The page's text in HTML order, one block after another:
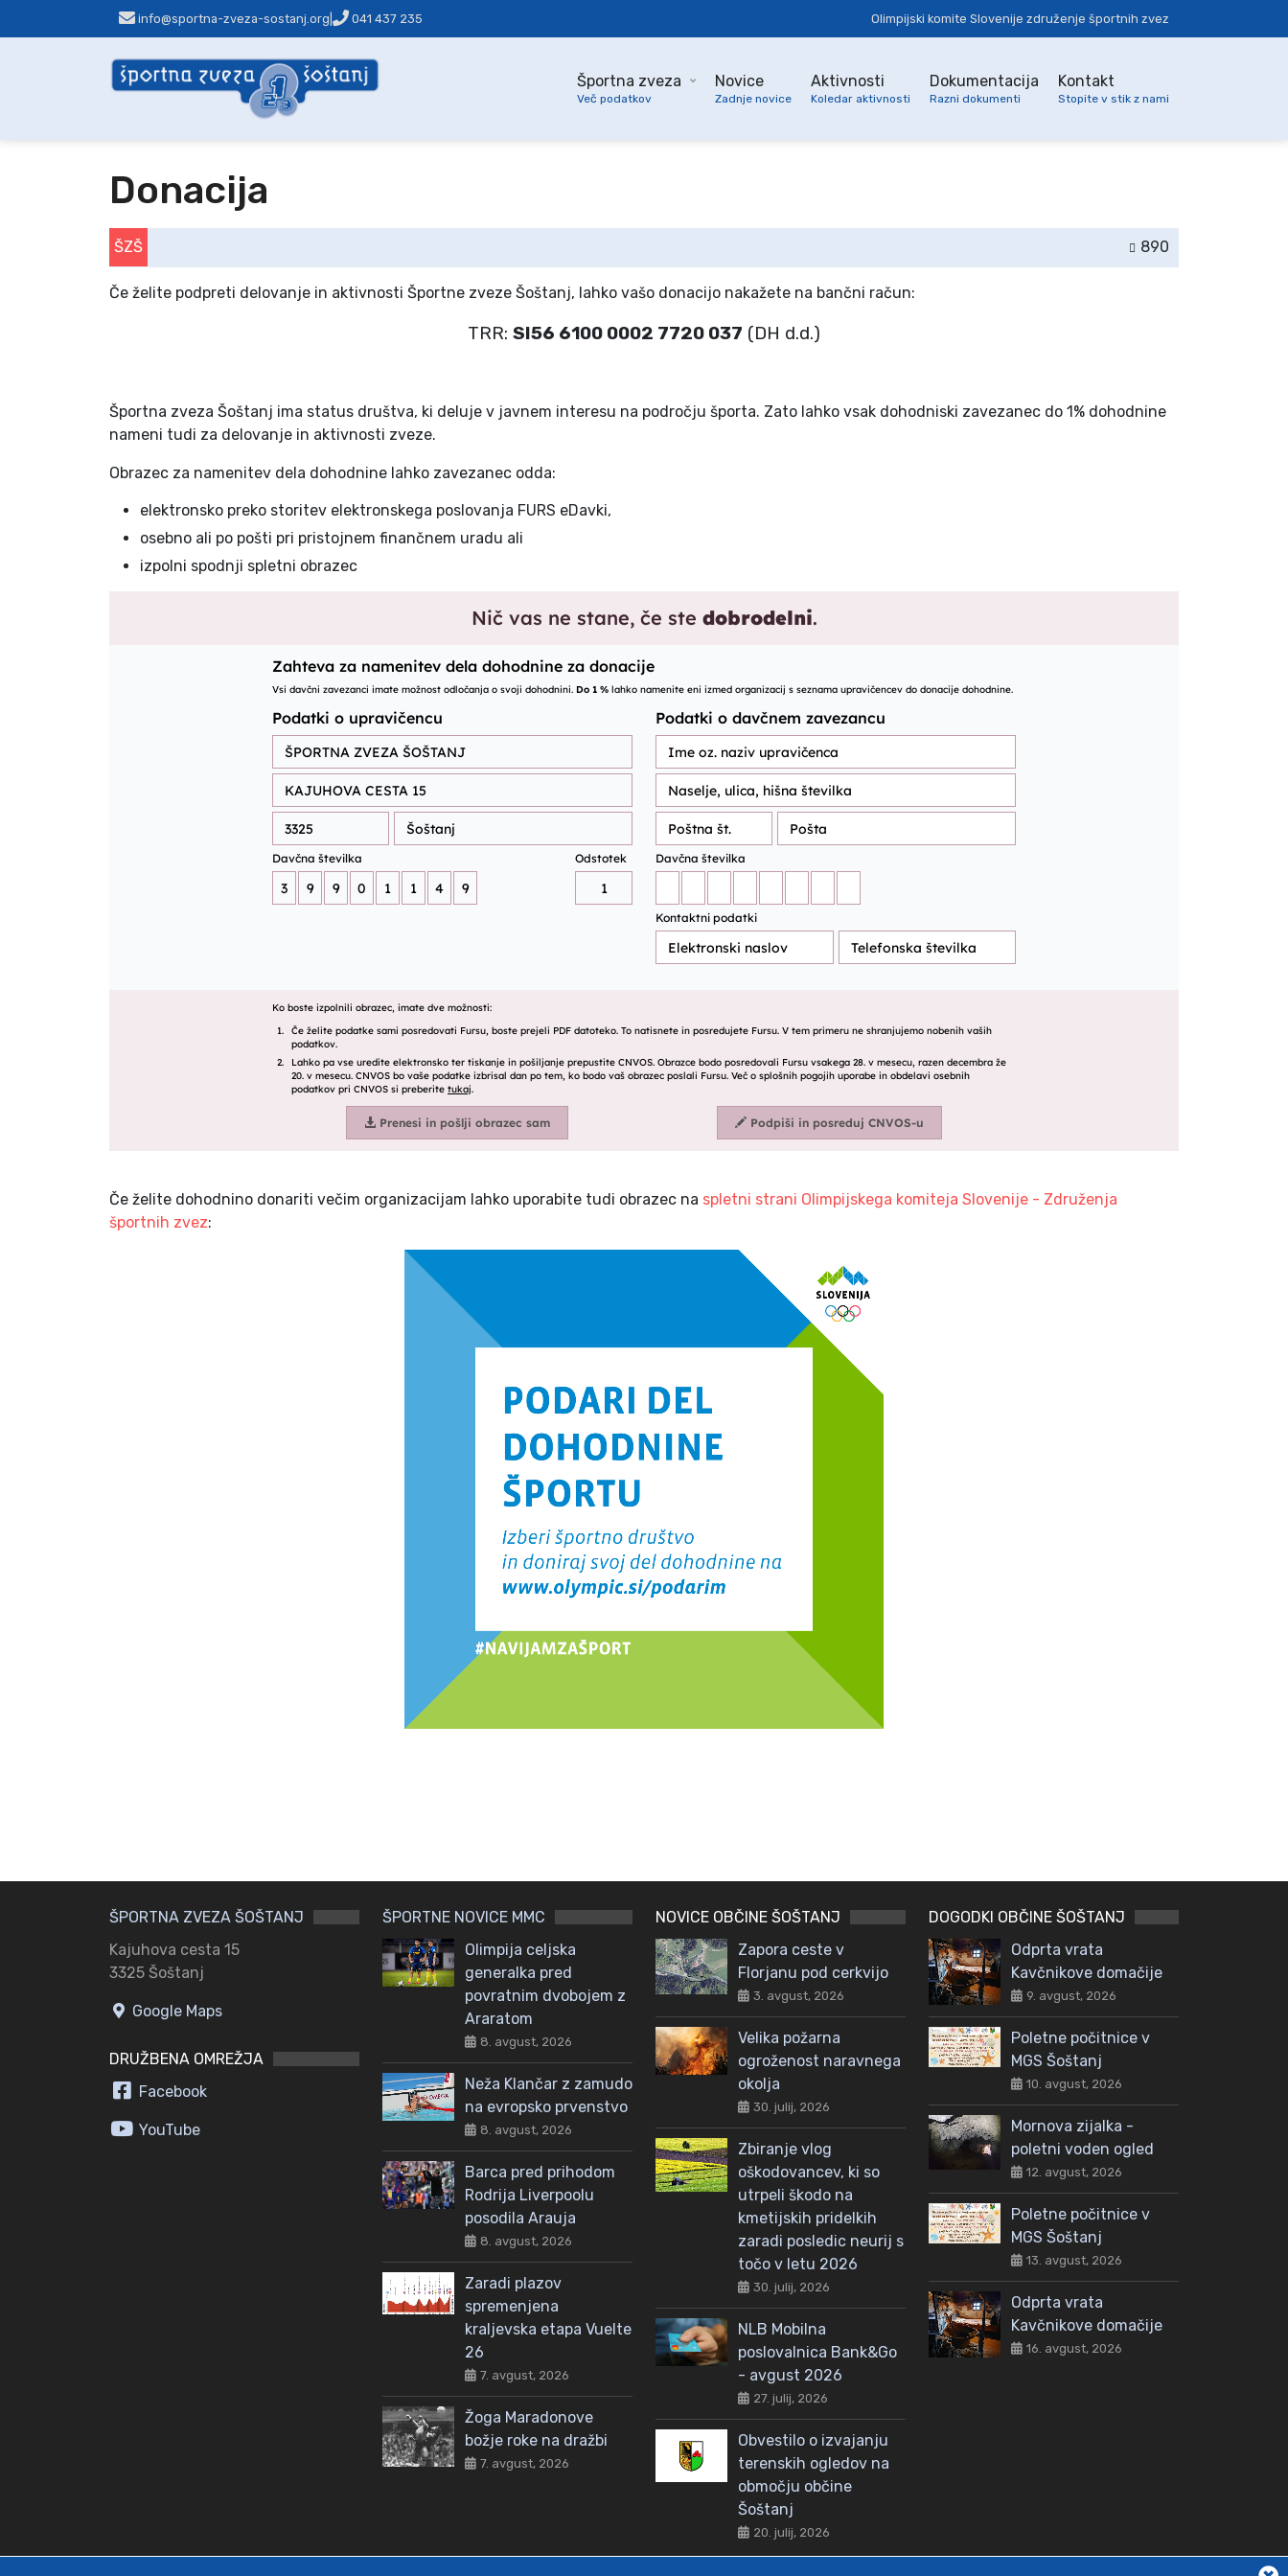
info@sportna-zveza-sostanj.org 041 437 235 Olimpijski komite Slovenije združenje športnih zvez
Športna zveza
Več podatkov
Novice
Zadnje novice
Aktivnosti
Koledar aktivnosti
Dokumentacija
Razni dokumenti
Kontakt
Stopite v stik z nami
Donacija
ŠZŠ 890
Če želite podpreti delovanje in aktivnosti Športne zveze Šoštanj, lahko vašo donacijo nakažete na bančni račun:
TRR: SI56 6100 0002 7720 037 (DH d.d.)
Športna zveza Šoštanj ima status društva, ki deluje v javnem interesu na področju športa. Zato lahko vsak dohodniski zavezanec do 1% dohodnine
nameni tudi za delovanje in aktivnosti zveze.
Obrazec za namenitev dela dohodnine lahko zavezanec odda:
elektronsko preko storitev elektronskega poslovanja FURS eDavki,
osebno ali po pošti pri pristojnem finančnem uradu ali
izpolni spodnji spletni obrazec
Če želite dohodnino donariti večim organizacijam lahko uporabite tudi obrazec na spletni strani Olimpijskega komiteja Slovenije - Združenja
športnih zvez:
ŠPORTNA ZVEZA ŠOŠTANJ
Kajuhova cesta 15
3325 Šoštanj
Google Maps
DRUŽBENA OMREŽJA
Facebook
YouTube
ŠPORTNE NOVICE MMC
Olimpija celjska
generalka pred
povratnim dvobojem z
Araratom
8. avgust, 2026
Neža Klančar z zamudo
na evropsko prvenstvo
8. avgust, 2026
Barca pred prihodom
Rodrija Liverpoolu
posodila Arauja
8. avgust, 2026
Zaradi plazov
spremenjena
kraljevska etapa Vuelte
26
7. avgust, 2026
Žoga Maradonove
božje roke na dražbi
7. avgust, 2026
NOVICE OBČINE ŠOŠTANJ
Zapora ceste v
Florjanu pod cerkvijo
3. avgust, 2026
Velika požarna
ogroženost naravnega
okolja
30. julij, 2026
Zbiranje vlog
oškodovancev, ki so
utrpeli škodo na
kmetijskih pridelkih
zaradi posledic neurij s
točo v letu 2026
30. julij, 2026
NLB Mobilna
poslovalnica Bank&Go
- avgust 2026
27. julij, 2026
Obvestilo o izvajanju
terenskih ogledov na
območju občine
Šoštanj
20. julij, 2026
DOGODKI OBČINE ŠOŠTANJ
Odprta vrata
Kavčnikove domačije
9. avgust, 2026
Poletne počitnice v
MGS Šoštanj
10. avgust, 2026
Mornova zijalka -
poletni voden ogled
12. avgust, 2026
Poletne počitnice v
MGS Šoštanj
13. avgust, 2026
Odprta vrata
Kavčnikove domačije
16. avgust, 2026